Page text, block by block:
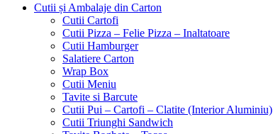
Cutii și Ambalaje din Carton
Cutii Cartofi
Cutii Pizza – Felie Pizza – Inaltatoare
Cutii Hamburger
Salatiere Carton
Wrap Box
Cutii Meniu
Tavite si Barcute
Cutii Pui – Cartofi – Clatite (Interior Aluminiu)
Cutii Triunghi Sandwich